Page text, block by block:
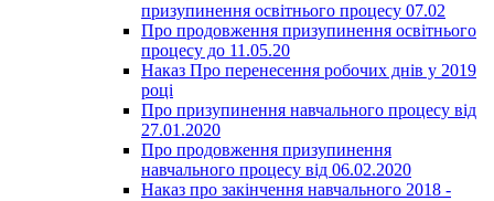
призупинення освітнього процесу 07.02
Про продовження призупинення освітнього
процесу до 11.05.20
Наказ Про перенесення робочих днів у 2019
році
Про призупинення навчального процесу від
27.01.2020
Про продовження призупинення
навчального процесу від 06.02.2020
Наказ про закінчення навчального 2018 -